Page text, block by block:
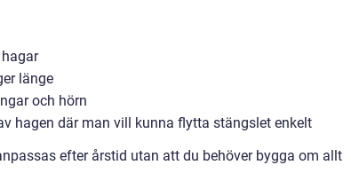
länge
och hörn
hagen där man vill kunna flytta stängslet enkelt
efter årstid utan att du behöver bygga om allt